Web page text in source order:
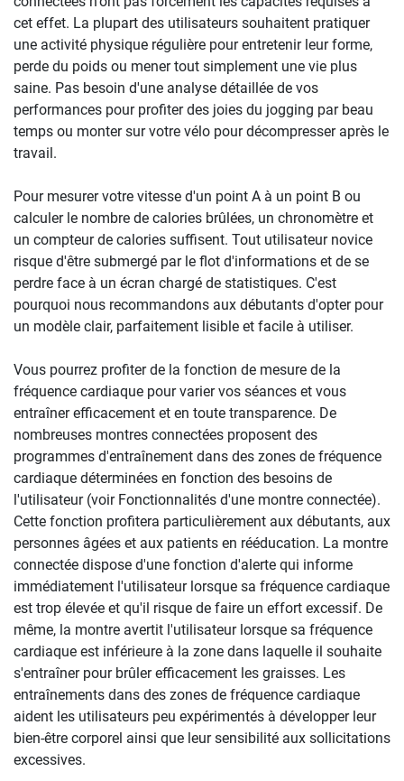
cet effet. La plupart des utilisateurs souhaitent pratiquer
une activité physique régulière pour entretenir leur forme,
perde du poids ou mener tout simplement une vie plus
saine. Pas besoin d'une analyse détaillée de vos
performances pour profiter des joies du jogging par beau
temps ou monter sur votre vélo pour décompresser après le
travail.
Pour mesurer votre vitesse d'un point A à un point B ou
calculer le nombre de calories brûlées, un chronomètre et
un compteur de calories suffisent. Tout utilisateur novice
risque d'être submergé par le flot d'informations et de se
perdre face à un écran chargé de statistiques. C'est
pourquoi nous recommandons aux débutants d'opter pour
un modèle clair, parfaitement lisible et facile à utiliser.
Vous pourrez profiter de la fonction de mesure de la
fréquence cardiaque pour varier vos séances et vous
entraîner efficacement et en toute transparence. De
nombreuses montres connectées proposent des
programmes d'entraînement dans des zones de fréquence
cardiaque déterminées en fonction des besoins de
l'utilisateur (voir Fonctionnalités d'une montre connectée).
Cette fonction profitera particulièrement aux débutants, aux
personnes âgées et aux patients en rééducation. La montre
connectée dispose d'une fonction d'alerte qui informe
immédiatement l'utilisateur lorsque sa fréquence cardiaque
est trop élevée et qu'il risque de faire un effort excessif. De
même, la montre avertit l'utilisateur lorsque sa fréquence
cardiaque est inférieure à la zone dans laquelle il souhaite
s'entraîner pour brûler efficacement les graisses. Les
entraînements dans des zones de fréquence cardiaque
aident les utilisateurs peu expérimentés à développer leur
bien-être corporel ainsi que leur sensibilité aux sollicitations
excessives.